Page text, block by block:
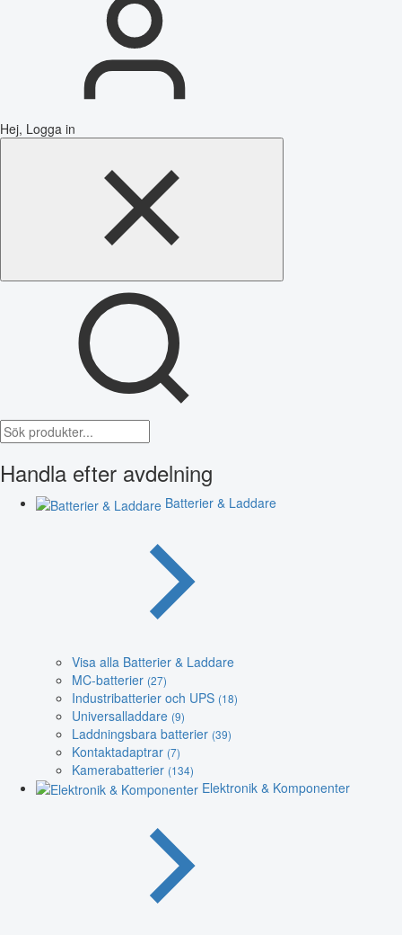
Hej, Logga in
Handla efter avdelning
Batterier & Laddare
Visa alla Batterier & Laddare
MC-batterier (27)
Industribatterier och UPS (18)
Universalladdare (9)
Laddningsbara batterier (39)
Kontaktadaptrar (7)
Kamerabatterier (134)
Elektronik & Komponenter